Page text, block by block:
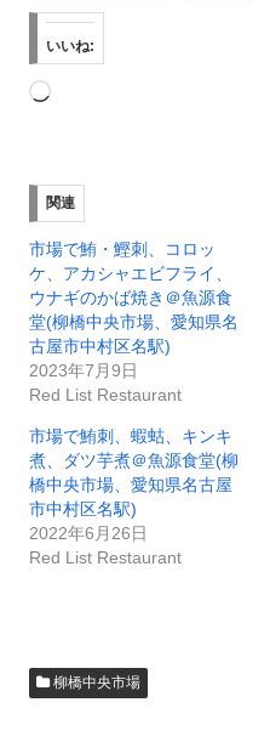
いいね:
読
み
関連
市場で鮪・鰹刺、コロッ
ケ、アカシャエビフライ、
ウナギのかば焼き＠魚源食
堂(柳橋中央市場、愛知県名
古屋市中村区名駅)
2023年7月9日
Red List Restaurant
市場で鮪刺、蝦蛄、キンキ
煮、ダツ芋煮＠魚源食堂(柳
橋中央市場、愛知県名古屋
市中村区名駅)
2022年6月26日
Red List Restaurant
柳橋中央市場